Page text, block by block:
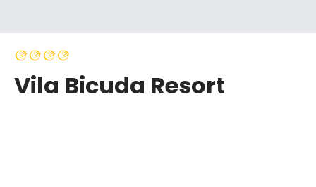
Vila Bicuda Resort